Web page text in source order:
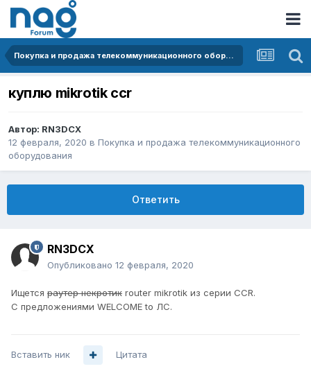
Покупка и продажа телекоммуникационного оборудования
куплю mikrotik ccr
Автор: RN3DCX
12 февраля, 2020 в Покупка и продажа телекоммуникационного
оборудования
Ответить
RN3DCX
Опубликовано 12 февраля, 2020
Ищется раутер некротик router mikrotik из серии CCR.
С предложениями WELCOME to ЛС.
Вставить ник Цитата